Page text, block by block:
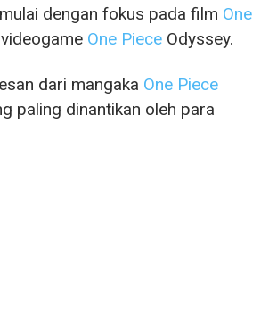
dengan fokus pada film One
One Piece Odyssey.
dari mangaka One Piece
paling dinantikan oleh para